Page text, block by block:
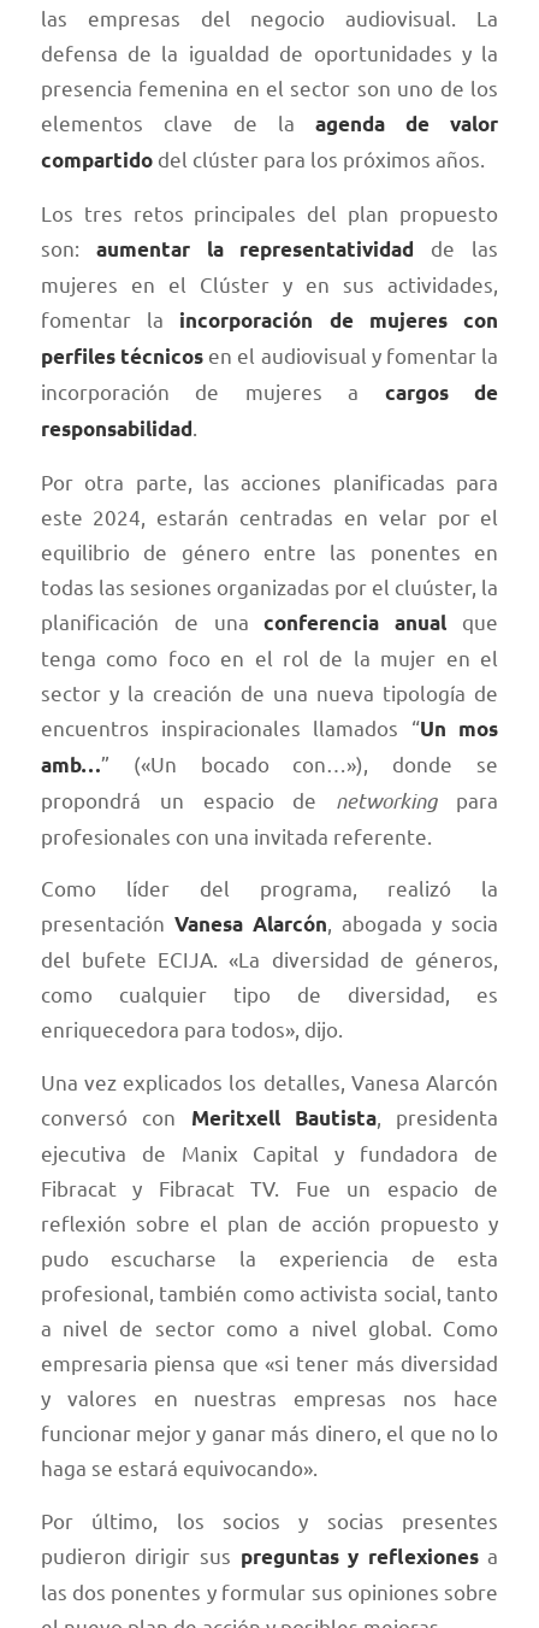
las empresas del negocio audiovisual. La
defensa de la igualdad de oportunidades y la
presencia femenina en el sector son uno de los
elementos clave de laagenda de valor
compartidodel clúster para los próximos años.
Los tres retos principales del plan propuesto
son: aumentar la representatividad de las
mujeres en el Clúster y en sus actividades,
fomentar la incorporación de mujeres con
perfiles técnicosen el audiovisual y fomentar la
incorporación de mujeres a cargos de
responsabilidad
Por otra parte, las acciones planificadas para
este 2024, estarán centradas en velar por el
equilibrio de género entre las ponentes en
todas las sesiones organizadas por el cluúster, la
planificación de unaconferencia anual que
tenga como foco en el rol de la mujer en el
sector y la creación de una nueva tipología de
encuentros inspiracionales llamados “Un mos
amb…” («Un bocado con…»), donde se
propondrá un espacio de networkingpara
profesionales con una invitada referente.
Como líder del programa, realizó la
presentación Vanesa Alarcón, abogada y socia
del bufete ECIJA. «La diversidad de géneros,
como cualquier tipo de diversidad, es
enriquecedora para todos», dijo.
Una vez explicados los detalles, Vanesa Alarcón
conversó con Meritxell Bautista, presidenta
ejecutiva de Manix Capital y fundadora de
Fibracat y Fibracat TV. Fue un espacio de
reflexión sobre el plan de acción propuesto y
pudo escucharse la experiencia de esta
profesional, también como activista social, tanto
a nivel de sector como a nivel global. Como
empresaria piensa que «si tener más diversidad
y valores en nuestras empresas nos hace
funcionar mejor y ganar más dinero, el que no lo
haga se estará equivocando».
Por último, los socios y socias presentes
pudieron dirigir sus preguntas y reflexionesa
las dos ponentes y formular sus opiniones sobre